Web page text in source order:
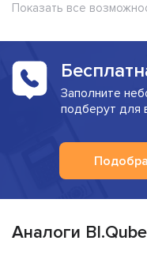
Показать все
Заполните
подберут для
Аналоги